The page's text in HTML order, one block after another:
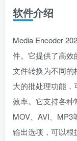
软件介绍
Media Encoder
件。它提供了高
文件转换为不同的
大的批处理功能
效率。它支持各种
MOV、AVI、MP3
输出选项，可以根